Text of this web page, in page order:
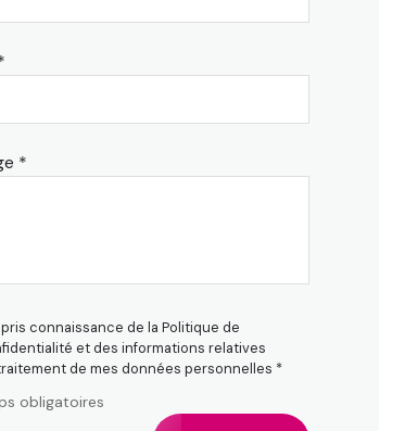
*
connaissance de la Politique de
et des informations relatives
de mes données personnelles *
obligatoires